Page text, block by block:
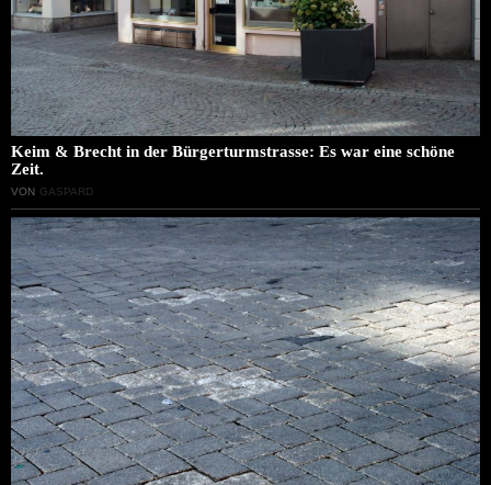
Keim & Brecht in der Bürgerturmstrasse: Es war eine schöne
Zeit.
VON GASPARD